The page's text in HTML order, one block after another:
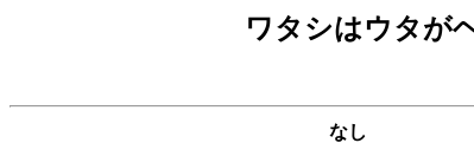
ワタシはウタが
なし